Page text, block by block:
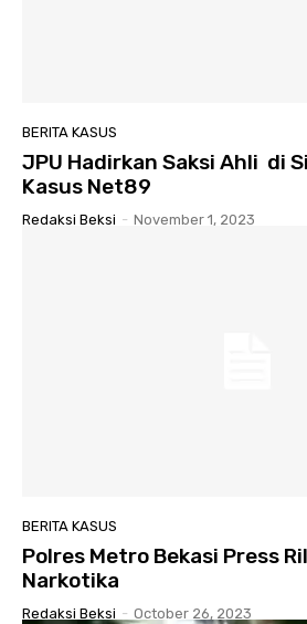
BERITA KASUS
JPU Hadirkan Saksi Ahli di
Kasus Net89
Redaksi Beksi - November 1, 2023
BERITA KASUS
Polres Metro Bekasi Press
Narkotika
Redaksi Beksi - October 26, 2023